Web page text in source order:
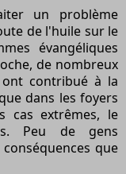
un problème
de l'huile sur le
évangéliques
de nombreux
ont contribué à la
dans les foyers
cas extrêmes, le
Peu de gens
que